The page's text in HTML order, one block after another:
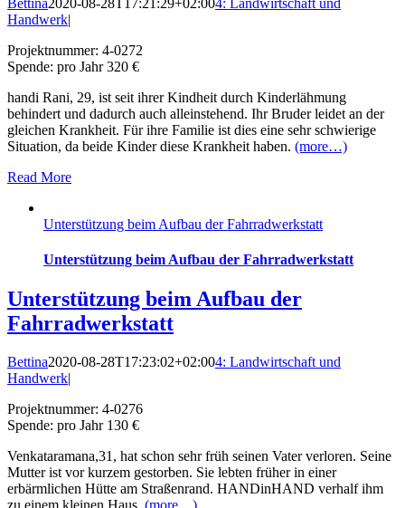
Handwerk|
Projektnummer: 4-0272
Spende: pro Jahr 320 €
handi Rani, 29, ist seit ihrer Kindheit durch Kinderlähmung
behindert und dadurch auch alleinstehend. Ihr Bruder leidet an der
gleichen Krankheit. Für ihre Familie ist dies eine sehr schwierige
Situation, da beide Kinder diese Krankheit haben. (more…)
Read More
Unterstützung beim Aufbau der Fahrradwerkstatt
Unterstützung beim Aufbau der Fahrradwerkstatt
Unterstützung beim Aufbau der
Fahrradwerkstatt
Bettina2020-08-28T17:23:02+02:004: Landwirtschaft und
Handwerk|
Projektnummer: 4-0276
Spende: pro Jahr 130 €
Venkataramana,31, hat schon sehr früh seinen Vater verloren. Seine
Mutter ist vor kurzem gestorben. Sie lebten früher in einer
erbärmlichen Hütte am Straßenrand. HANDinHAND verhalf ihm